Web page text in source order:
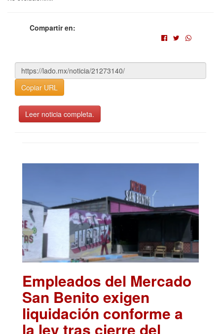
Compartir en:
Copiar URL
Leer noticia completa.
Empleados del Mercado
San Benito exigen
liquidación conforme a
la ley tras cierre del